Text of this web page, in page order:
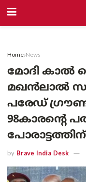
Home News
മോദി കാൽ
മഖൻലാൽ
പരേഡ്
98കാരന്റെ
പോരാട്ടത്തിന്
by Brave India Desk